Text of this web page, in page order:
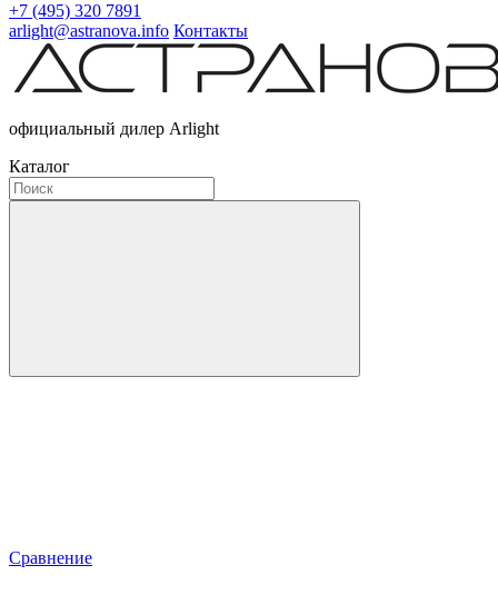
+7 (495) 320 7891
arlight@astranova.info Контакты
официальный дилер Arlight
Каталог
Сравнение